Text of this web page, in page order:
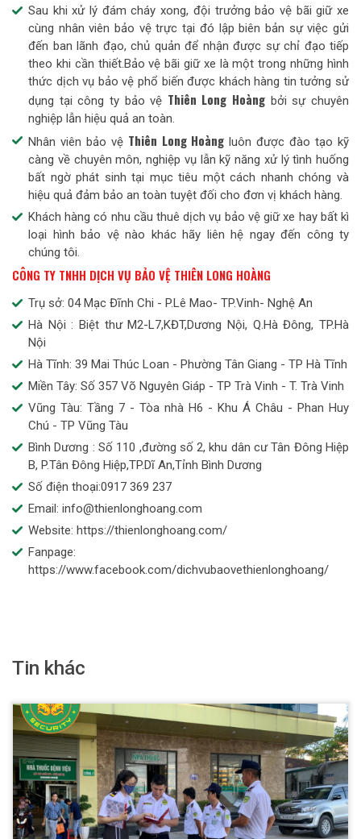
Sau khi xử lý đám cháy xong, đội trưởng bảo vệ bãi giữ xe
cùng nhân viên bảo vệ trực tại đó lập biên bản sự việc gửi
đến ban lãnh đạo, chủ quản để nhận được sự chỉ đạo tiếp
theo khi cần thiết.Bảo vệ bãi giữ xe là một trong những hình
thức dịch vụ bảo vệ phổ biến được khách hàng tin tưởng sử
dụng tại công ty bảo vệ Thiên Long Hoàng bởi sự chuyên
nghiệp lẫn hiệu quả an toàn.
Nhân viên bảo vệ Thiên Long Hoàng luôn được đào tạo kỹ
càng về chuyên môn, nghiệp vụ lẫn kỹ năng xử lý tình huống
bất ngờ phát sinh tại mục tiêu một cách nhanh chóng và
hiệu quả đảm bảo an toàn tuyệt đối cho đơn vị khách hàng.
Khách hàng có nhu cầu thuê dịch vụ bảo vệ giữ xe hay bất kì
loại hình bảo vệ nào khác hãy liên hệ ngay đến công ty
chúng tôi.
CÔNG TY TNHH DỊCH VỤ BẢO VỆ THIÊN LONG HOÀNG
Trụ sở: 04 Mạc Đĩnh Chi - P.Lê Mao- TP.Vinh- Nghệ An
Hà Nội : Biệt thư M2-L7,KĐT,Dương Nội, Q.Hà Đông, TP.Hà
Nội
Hà Tĩnh: 39 Mai Thúc Loan - Phường Tân Giang - TP Hà Tĩnh
Miền Tây: Số 357 Võ Nguyên Giáp - TP Trà Vinh - T. Trà Vinh
Vũng Tàu: Tầng 7 - Tòa nhà H6 - Khu Á Châu - Phan Huy
Chú - TP Vũng Tàu
Bình Dương : Số 110 ,đường số 2, khu dân cư Tân Đông Hiệp
B, P.Tân Đông Hiệp,TP.Dĩ An,Tỉnh Bình Dương
Số điện thoại:0917 369 237
Email: info@thienlonghoang.com
Website: https://thienlonghoang.com/
Fanpage:
https://www.facebook.com/dichvubaovethienlonghoang/
Tin khác